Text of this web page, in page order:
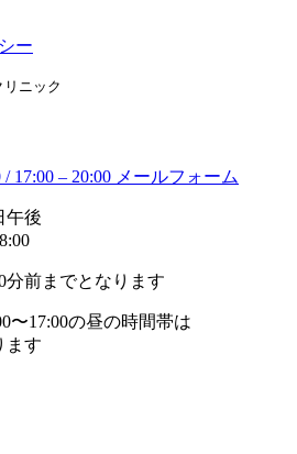
ー
ニック
/ 17:00 – 20:00 メールフォーム
午後
前までとなります
〜17:00の昼の時間帯は
ます